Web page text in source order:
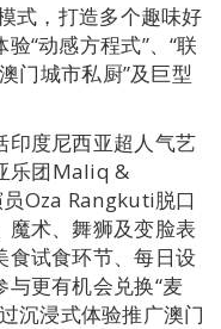
式，打造多个趣味好
“动感方程式”、“联
门城市私厨”及巨型
印度尼西亚超人气艺
乐团Maliq &
Oza Rangkuti脱口
魔术、舞狮及变脸表
食试食环节、每日设
更有机会兑换“麦
沉浸式体验推广澳门